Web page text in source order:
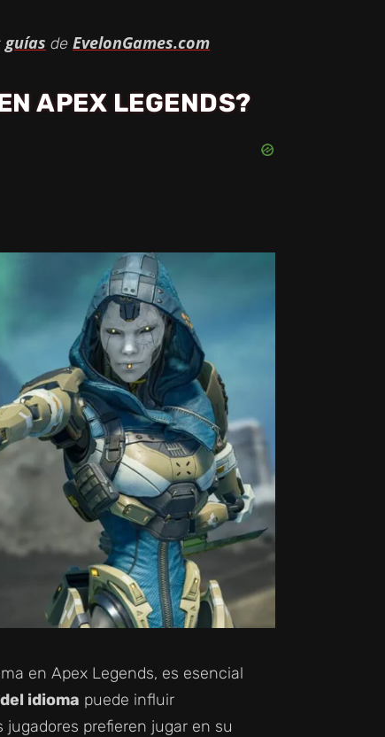
guías deEvelonGames.com
APEX LEGENDS?
en Apex Legends, es esencial
idioma puede influir
prefieren jugar en su